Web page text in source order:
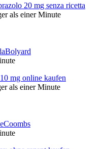
20 mg senza ricetta
als einer Minute
mg online kaufen
als einer Minute